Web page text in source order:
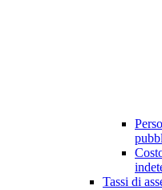
Tassi di